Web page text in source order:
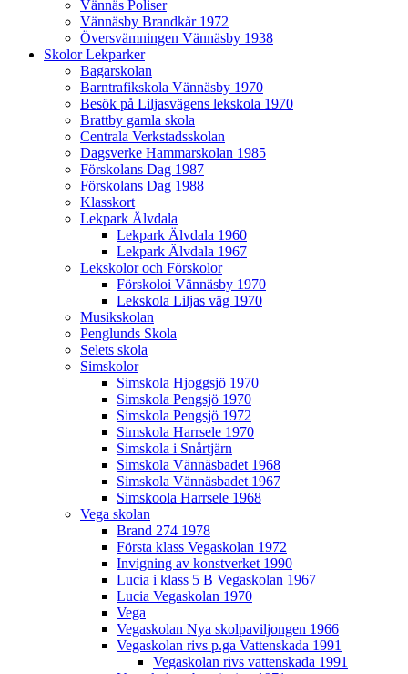
Vännäs Poliser
Vännäsby Brandkår 1972
Översvämningen Vännäsby 1938
Skolor Lekparker
Bagarskolan
Barntrafikskola Vännäsby 1970
Besök på Liljasvägens lekskola 1970
Brattby gamla skola
Centrala Verkstadsskolan
Dagsverke Hammarskolan 1985
Förskolans Dag 1987
Förskolans Dag 1988
Klasskort
Lekpark Älvdala
Lekpark Älvdala 1960
Lekpark Älvdala 1967
Lekskolor och Förskolor
Förskoloi Vännäsby 1970
Lekskola Liljas väg 1970
Musikskolan
Penglunds Skola
Selets skola
Simskolor
Simskola Hjoggsjö 1970
Simskola Pengsjö 1970
Simskola Pengsjö 1972
Simskola Harrsele 1970
Simskola i Snårtjärn
Simskola Vännäsbadet 1968
Simskola Vännäsbadet 1967
Simskoola Harrsele 1968
Vega skolan
Brand 274 1978
Första klass Vegaskolan 1972
Invigning av konstverket 1990
Lucia i klass 5 B Vegaskolan 1967
Lucia Vegaskolan 1970
Vega
Vegaskolan Nya skolpaviljongen 1966
Vegaskolan rivs p.ga Vattenskada 1991
Vegaskolan rivs vattenskada 1991